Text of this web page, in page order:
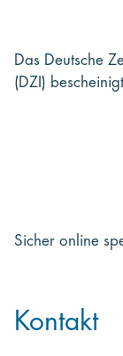
Das Deutsche
(DZI)
Sicher online
Kontakt